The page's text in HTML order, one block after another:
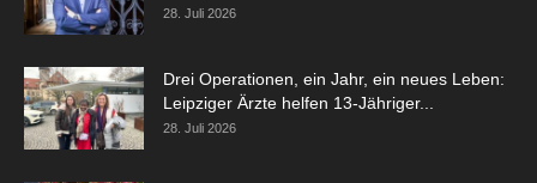
28. Juli 2026
Drei Operationen, ein Jahr, ein neues Leben:
Leipziger Ärzte helfen 13-Jähriger...
28. Juli 2026